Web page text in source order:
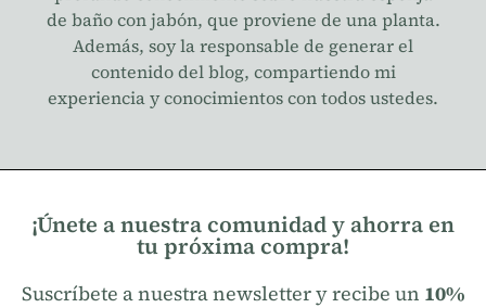
de baño con jabón, que proviene de una planta.
Además, soy la responsable de generar el
contenido del blog, compartiendo mi
experiencia y conocimientos con todos ustedes.
¡Únete a nuestra comunidad y ahorra en
tu próxima compra!
Suscríbete a nuestra newsletter y recibe un 10%